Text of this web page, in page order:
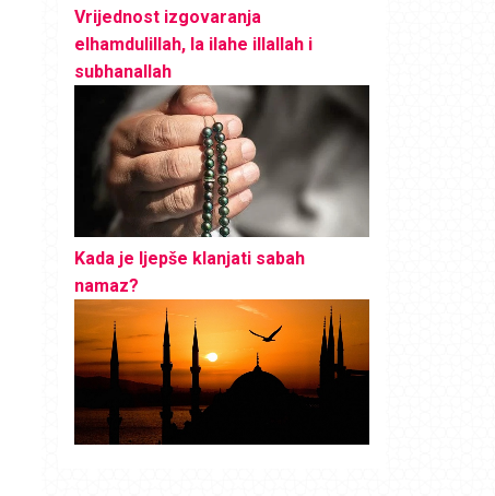
Vrijednost izgovaranja
elhamdulillah, la ilahe illallah i
subhanallah
Kada je ljepše klanjati sabah
namaz?